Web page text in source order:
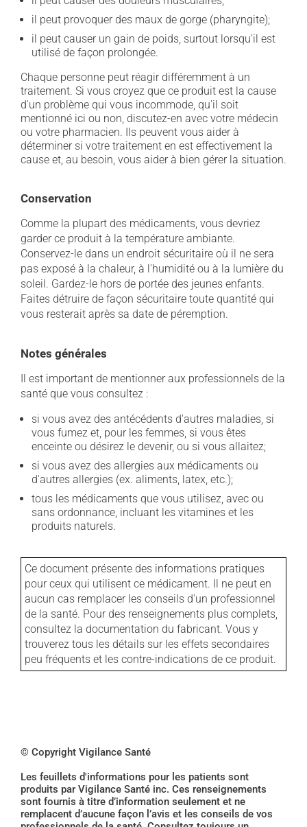
il peut provoquer des maux de gorge (pharyngite);
il peut causer un gain de poids, surtout lorsqu'il est
utilisé de façon prolongée.
Chaque personne peut réagir différemment à un
traitement. Si vous croyez que ce produit est la cause
d'un problème qui vous incommode, qu'il soit
mentionné ici ou non, discutez-en avec votre médecin
ou votre pharmacien. Ils peuvent vous aider à
déterminer si votre traitement en est effectivement la
cause et, au besoin, vous aider à bien gérer la situation.
Conservation
Comme la plupart des médicaments, vous devriez
garder ce produit à la température ambiante.
Conservez-le dans un endroit sécuritaire où il ne sera
pas exposé à la chaleur, à l'humidité ou à la lumière du
soleil. Gardez-le hors de portée des jeunes enfants.
Faites détruire de façon sécuritaire toute quantité qui
vous resterait après sa date de péremption.
Notes générales
Il est important de mentionner aux professionnels de la
santé que vous consultez :
si vous avez des antécédents d'autres maladies, si
vous fumez et, pour les femmes, si vous êtes
enceinte ou désirez le devenir, ou si vous allaitez;
si vous avez des allergies aux médicaments ou
d'autres allergies (ex. aliments, latex, etc.);
tous les médicaments que vous utilisez, avec ou
sans ordonnance, incluant les vitamines et les
produits naturels.
Ce document présente des informations pratiques
pour ceux qui utilisent ce médicament. Il ne peut en
aucun cas remplacer les conseils d'un professionnel
de la santé. Pour des renseignements plus complets,
consultez la documentation du fabricant. Vous y
trouverez tous les détails sur les effets secondaires
peu fréquents et les contre-indications de ce produit.
© Copyright Vigilance Santé
Les feuillets d'informations pour les patients sont
produits par Vigilance Santé inc. Ces renseignements
sont fournis à titre d’information seulement et ne
remplacent d’aucune façon l’avis et les conseils de vos